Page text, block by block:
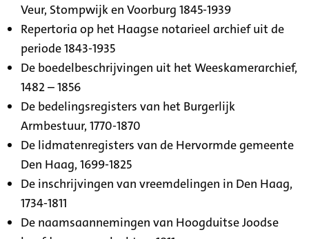
Veur, Stompwijk en Voorburg 1845-1939
Repertoria op het Haagse notarieel archief uit de
periode 1843-1935
De boedelbeschrijvingen uit het Weeskamerarchief,
1482 – 1856
De bedelingsregisters van het Burgerlijk
Armbestuur, 1770-1870
De lidmatenregisters van de Hervormde gemeente
Den Haag, 1699-1825
De inschrijvingen van vreemdelingen in Den Haag,
1734-1811
De naamsaannemingen van Hoogduitse Joodse